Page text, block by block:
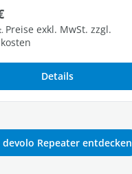
Preis:
Preise exkl. MwSt. zzgl.
Details
devolo Repeater entdecken